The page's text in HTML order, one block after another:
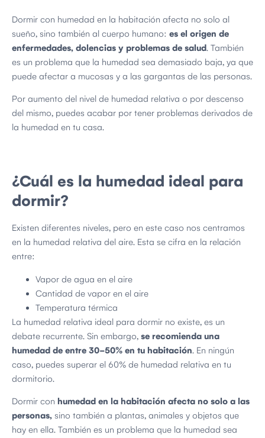
Dormir con humedad en la habitación afecta no solo al
sueño, sino también al cuerpo humano: es el origen de
enfermedades, dolencias y problemas de salud. También
es un problema que la humedad sea demasiado baja, ya que
puede afectar a mucosas y a las gargantas de las personas.
Por aumento del nivel de humedad relativa o por descenso
del mismo, puedes acabar por tener problemas derivados de
la humedad en tu casa.
¿Cuál es la humedad ideal para
dormir?
Existen diferentes niveles, pero en este caso nos centramos
en la humedad relativa del aire. Esta se cifra en la relación
entre:
Vapor de agua en el aire
Cantidad de vapor en el aire
Temperatura térmica
La humedad relativa ideal para dormir no existe, es un
debate recurrente. Sin embargo, se recomienda una
humedad de entre 30-50% en tu habitación. En ningún
caso, puedes superar el 60% de humedad relativa en tu
dormitorio.
Dormir con humedad en la habitación afecta no solo a las
personas, sino también a plantas, animales y objetos que
hay en ella. También es un problema que la humedad sea